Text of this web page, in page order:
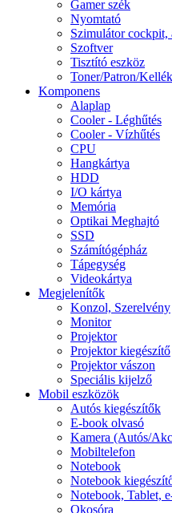
Gamer szék
Nyomtató
Szimulátor cockpit,
Szoftver
Tisztító eszköz
Toner/Patron/Kellék
Komponens
Alaplap
Cooler - Léghűtés
Cooler - Vízhűtés
CPU
Hangkártya
HDD
I/O kártya
Memória
Optikai Meghajtó
SSD
Számítógépház
Tápegység
Videokártya
Megjelenítők
Konzol, Szerelvény
Monitor
Projektor
Projektor kiegészítő
Projektor vászon
Speciális kijelző
Mobil eszközök
Autós kiegészítők
E-book olvasó
Kamera (Autós/
Mobiltelefon
Notebook
Notebook
Notebook, Tablet,
Okosóra